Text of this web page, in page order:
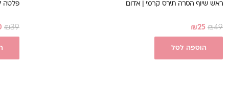
ראש שיוף הסרה תירס קרמי | אדום
₪49
₪25
הוספה לסל
פלטה
₪39